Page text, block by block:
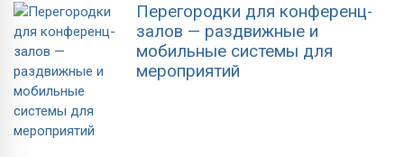
Перегородки для конференц-
залов — раздвижные и
мобильные системы для
мероприятий